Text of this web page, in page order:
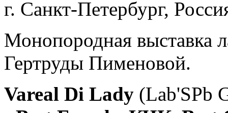
г. Санкт-Петербург,
Монопородная выставка
Гертруды Пименовой.
Vareal Di Lady (Lab'SPb